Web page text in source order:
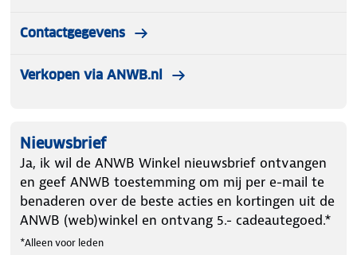
Contactgegevens
Verkopen via ANWB.nl
Nieuwsbrief
Ja, ik wil de ANWB Winkel nieuwsbrief ontvangen
en geef ANWB toestemming om mij per e-mail te
benaderen over de beste acties en kortingen uit de
ANWB (web)winkel en ontvang 5.- cadeautegoed.*
*Alleen voor leden